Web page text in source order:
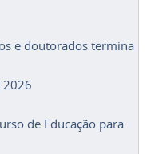
e doutorados termina
2026
de Educação para